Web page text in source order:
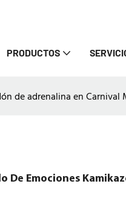
PRODUCTOS
de adrenalina en Carnival
De Emociones